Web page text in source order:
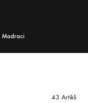
Madraci
43 Artikli